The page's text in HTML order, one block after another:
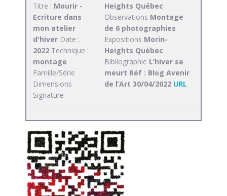
Titre : Mourir -
Ecriture dans
mon atelier
d'hiver Date :
2022 Technique :
montage
Famille/Série
Dimensions
Signature
Heights Québec
Observations Montage
de 6 photographies
Expositions Morin-
Heights Québec
Bibliographie L’hiver se
meurt Réf : Blog Avenir
de l’Art 30/04/2022 URL